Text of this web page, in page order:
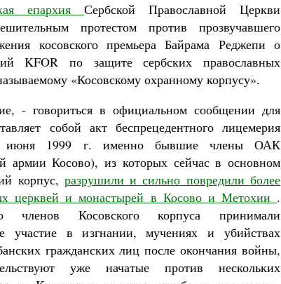
епархия Сербской Православной Церкви
протестом против прозвучавшего
косовского премьера Байрама Реджепи о
KFOR по защите сербских православных
«Косовскому охранному корпусу».
- говориться в официальном сообщении для
собой акт беспрецедентного лицемерия
июня 1999 г. именно бывшие члены ОАК
армии Косово), из которых сейчас в основном
корпус, разрушили и сильно повредили более
церквей и монастырей в Косово и Метохии .
членов Косовского корпуса принимали
участие в изгнании, мучениях и убийствах
гражданских лиц после окончания войны,
уже начатые против нескольких